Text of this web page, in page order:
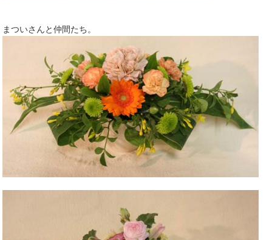
まついさんと仲間たち。